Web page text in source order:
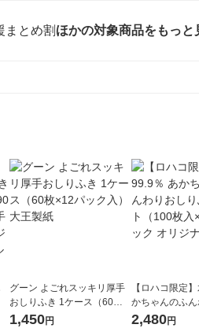
まとめ割 ほかの対象商品をもっと
グーン よごれスッキリ厚手
おしりふき 1ケース（60枚×
12パック入） 大王製紙
1,450円
【ロハコ限定
かちゃんのふ
ふき 1セット（
2,480円